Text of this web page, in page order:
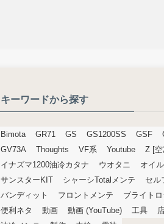
キーワードから探す
Bimota GR71 GS GS1200SS GSF
GV73A
Thoughts VF系 Youtube Z [空
イナズマ1200油冷カタナ
ウオタニ オイ
サンスターKIT
シャーシTotalメンテ セル
バンディット
フロントメンテ ブライト
便利ネタ
動画 動画 (YouTube) 工具